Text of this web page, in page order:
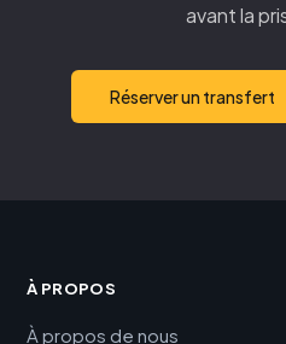
avant la
Réserver un transfert
À PROPOS
À propos de nous